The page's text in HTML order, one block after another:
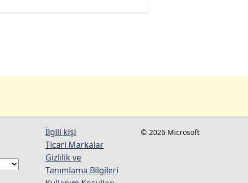
İlgili kişi
Ticari Markalar
Gizlilik ve
Tanımlama Bilgileri
© 2026 Microsoft